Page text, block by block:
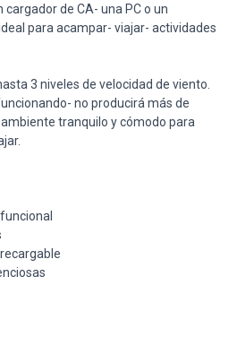
de CA- una PC o un
para acampar- viajar- actividades
3 niveles de velocidad de viento.
no producirá más de
tranquilo y cómodo para